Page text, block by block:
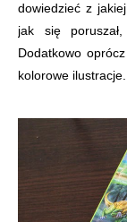
dowiedzieć z
jak się
Dodatkowo
kolorowe ilustracje.